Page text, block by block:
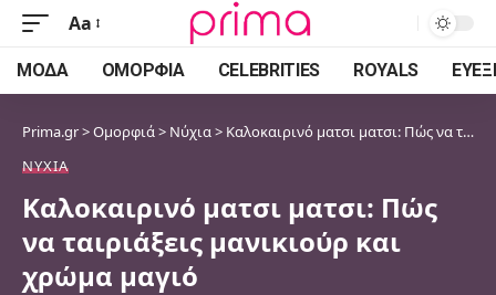
Font
Resizer
Aa
ΜΌΔΑ ΟΜΟΡΦΙΆ CELEBRITIES ROYALS
Prima.gr>Ομορφιά> Νύχια> Καλοκαιρινό ματσι ματσι: Πώς να ταιριάξεις μανικιούρ και χρώμα μαγιό
ΝΎΧΙΑ
Καλοκαιρινό ματσι ματσι: Πώς
να ταιριάξεις μανικιούρ και
χρώμα μαγιό